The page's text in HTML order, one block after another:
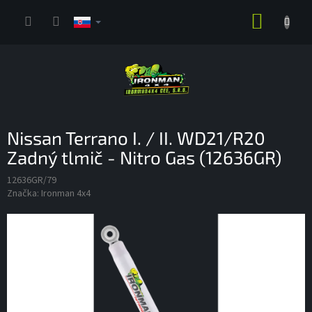
Nissan Terrano I. / II. WD21/R20
Zadný tlmič - Nitro Gas (12636GR)
12636GR/79
Značka: Ironman 4x4